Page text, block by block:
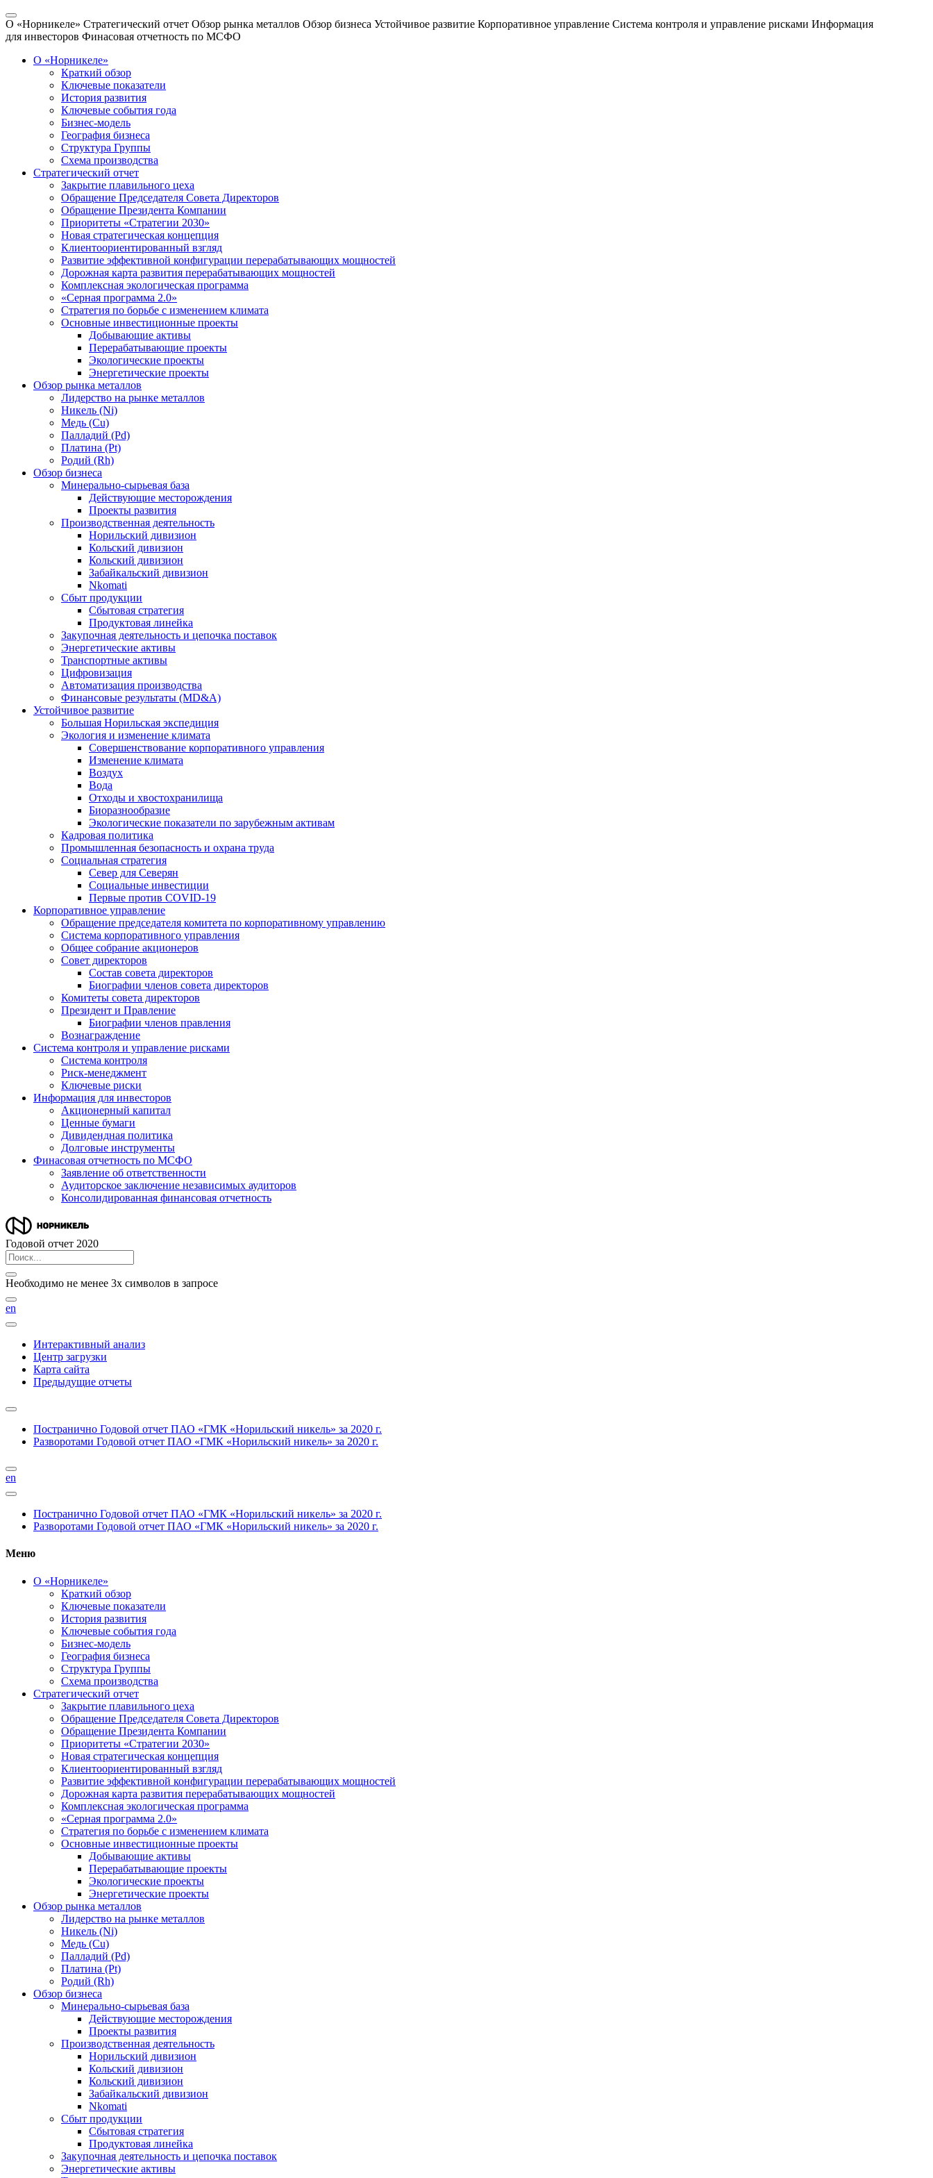
О «Норникеле» Стратегический отчет Обзор рынка металлов Обзор бизнеса Устойчивое развитие Корпоративное управление Система контроля и управление рисками Информация
для инвесторов Финасовая отчетность по МСФО
О «Норникеле»
Краткий обзор
Ключевые показатели
История развития
Ключевые события года
Бизнес-модель
География бизнеса
Структура Группы
Схема производства
Стратегический отчет
Закрытие плавильного цеха
Обращение Председателя Совета Директоров
Обращение Президента Компании
Приоритеты «Стратегии 2030»
Новая стратегическая концепция
Клиентоориентированный взгляд
Развитие эффективной конфигурации перерабатывающих мощностей
Дорожная карта развития перерабатывающих мощностей
Комплексная экологическая программа
«Серная программа 2.0»
Стратегия по борьбе с изменением климата
Основные инвестиционные проекты
Добывающие активы
Перерабатывающие проекты
Экологические проекты
Энергетические проекты
Обзор рынка металлов
Лидерство на рынке металлов
Никель (Ni)
Медь (Cu)
Палладий (Pd)
Платина (Pt)
Родий (Rh)
Обзор бизнеса
Минерально-сырьевая база
Действующие месторождения
Проекты развития
Производственная деятельность
Норильский дивизион
Кольский дивизион
Кольский дивизион
Забайкальский дивизион
Nkomati
Сбыт продукции
Сбытовая стратегия
Продуктовая линейка
Закупочная деятельность и цепочка поставок
Энергетические активы
Транспортные активы
Цифровизация
Автоматизация производства
Финансовые результаты (MD&A)
Устойчивое развитие
Большая Норильская экспедиция
Экология и изменение климата
Совершенствование корпоративного управления
Изменение климата
Воздух
Вода
Отходы и хвостохранилища
Биоразнообразие
Экологические показатели по зарубежным активам
Кадровая политика
Промышленная безопасность и охрана труда
Социальная стратегия
Север для Северян
Социальные инвестиции
Первые против COVID‑19
Корпоративное управление
Обращение председателя комитета по корпоративному управлению
Система корпоративного управления
Общее собрание акционеров
Совет директоров
Состав совета директоров
Биографии членов совета директоров
Комитеты совета директоров
Президент и Правление
Биографии членов правления
Вознаграждение
Система контроля и управление рисками
Система контроля
Риск-менеджмент
Ключевые риски
Информация для инвесторов
Акционерный капитал
Ценные бумаги
Дивидендная политика
Долговые инструменты
Финасовая отчетность по МСФО
Заявление об ответственности
Аудиторское заключение независимых аудиторов
Консолидированная финансовая отчетность
Годовой отчет 2020
Необходимо не менее 3х символов в запросе
en
Интерактивный анализ
Центр загрузки
Карта сайта
Предыдущие отчеты
Постранично Годовой отчет ПАО «ГМК «Норильский никель» за 2020 г.
Разворотами Годовой отчет ПАО «ГМК «Норильский никель» за 2020 г.
en
Постранично Годовой отчет ПАО «ГМК «Норильский никель» за 2020 г.
Разворотами Годовой отчет ПАО «ГМК «Норильский никель» за 2020 г.
Меню
О «Норникеле»
Краткий обзор
Ключевые показатели
История развития
Ключевые события года
Бизнес-модель
География бизнеса
Структура Группы
Схема производства
Стратегический отчет
Закрытие плавильного цеха
Обращение Председателя Совета Директоров
Обращение Президента Компании
Приоритеты «Стратегии 2030»
Новая стратегическая концепция
Клиентоориентированный взгляд
Развитие эффективной конфигурации перерабатывающих мощностей
Дорожная карта развития перерабатывающих мощностей
Комплексная экологическая программа
«Серная программа 2.0»
Стратегия по борьбе с изменением климата
Основные инвестиционные проекты
Добывающие активы
Перерабатывающие проекты
Экологические проекты
Энергетические проекты
Обзор рынка металлов
Лидерство на рынке металлов
Никель (Ni)
Медь (Cu)
Палладий (Pd)
Платина (Pt)
Родий (Rh)
Обзор бизнеса
Минерально-сырьевая база
Действующие месторождения
Проекты развития
Производственная деятельность
Норильский дивизион
Кольский дивизион
Кольский дивизион
Забайкальский дивизион
Nkomati
Сбыт продукции
Сбытовая стратегия
Продуктовая линейка
Закупочная деятельность и цепочка поставок
Энергетические активы